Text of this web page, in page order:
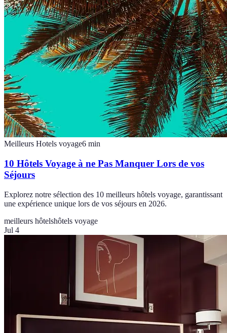
Meilleurs Hotels voyage6 min
10 Hôtels Voyage à ne Pas Manquer Lors de vos
Séjours
Explorez notre sélection des 10 meilleurs hôtels voyage, garantissant
une expérience unique lors de vos séjours en 2026.
meilleurs hôtelshôtels voyage
Jul 4